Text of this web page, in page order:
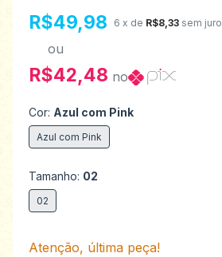
R$49,98 6 x de R$8,33 sem
ou
R$42,48 no
Cor: Azul com Pink
Azul com Pink
Tamanho: 02
02
Atenção, última peça!